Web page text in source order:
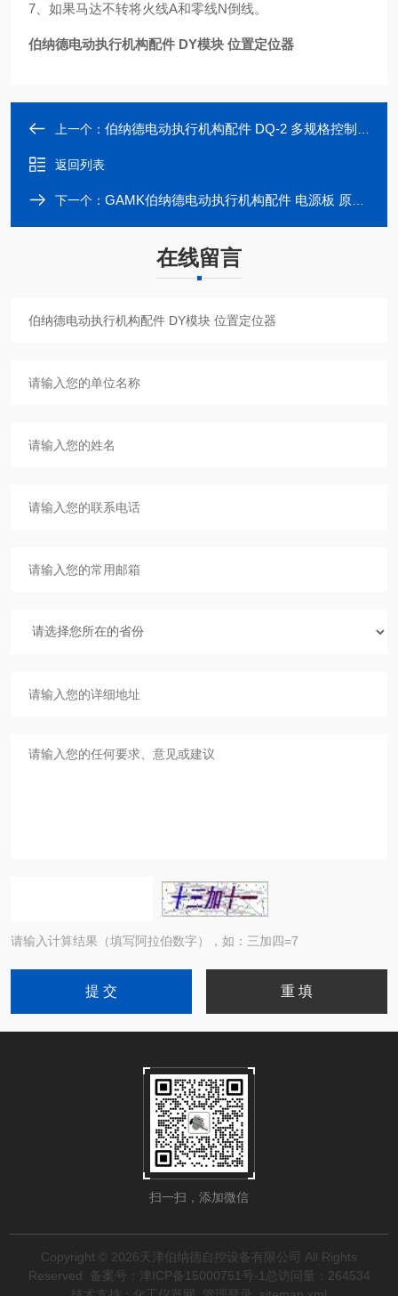
7 、如果马达不转将火线A和零线N倒线。
伯纳德电动执行机构配件 DY模块 位置定位器
上一个： 伯纳德电动执行机构配件 DQ-2 多规格控制板
返回列表
下一个： GAMK伯纳德电动执行机构配件 电源板 原装控制板
在线留言
请输入计算结果（填写阿拉伯数字），如：三加四=7
扫一扫，添加微信
Copyright © 2026天津伯纳德自控设备有限公司 All Rights
Reserved
备案号：津ICP备15000751号-1 总访问量：264534